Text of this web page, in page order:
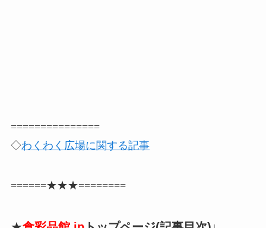
===============
◇わくわく広場に関する記事
======★★★========